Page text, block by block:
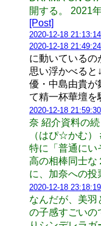
開する。 2021
[Post]
2020-12-18
2020-12-18
に動いているの
思い浮かべると
優・中島由貴が
て精一杯華壇
2020-12-18
奈 紹介資料の
（はぴ☆かむ）
特に「普通にい
高の相棒同士な
に、加奈への
2020-12-18
なんだが、美羽
の子感すごいの